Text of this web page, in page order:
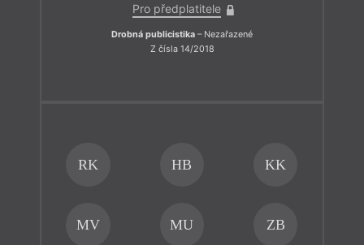
Pro předplatitele
Drobná publicistika – Nezařazené
Z čísla 14/2018
RK HB KK
MV MU ZB